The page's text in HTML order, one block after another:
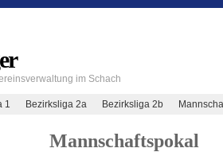
im Schach
1 Bezirksliga 2a Bezirksliga 2b
Mannschaftspokal